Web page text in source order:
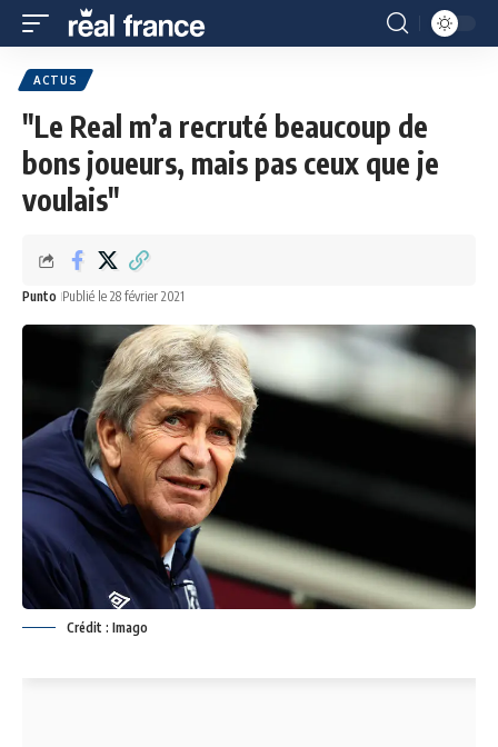
ACTUS
"Le Real m’a recruté beaucoup de
bons joueurs, mais pas ceux que je
voulais"
Punto Publié le 28 février 2021
Crédit : Imago